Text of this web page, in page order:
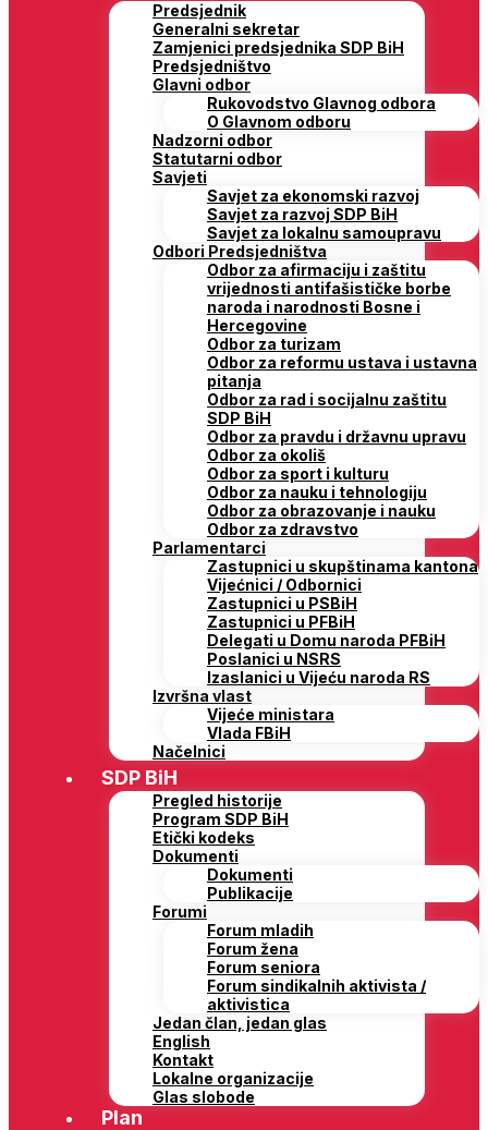
Predsjednik
Generalni sekretar
Zamjenici predsjednika SDP BiH
Predsjedništvo
Glavni odbor
Rukovodstvo Glavnog odbora
O Glavnom odboru
Nadzorni odbor
Statutarni odbor
Savjeti
Savjet za ekonomski razvoj
Savjet za razvoj SDP BiH
Savjet za lokalnu samoupravu
Odbori Predsjedništva
Odbor za afirmaciju i zaštitu
vrijednosti antifašističke borbe
naroda i narodnosti Bosne i
Hercegovine
Odbor za turizam
Odbor za reformu ustava i ustavna
pitanja
Odbor za rad i socijalnu zaštitu
SDP BiH
Odbor za pravdu i državnu upravu
Odbor za okoliš
Odbor za sport i kulturu
Odbor za nauku i tehnologiju
Odbor za obrazovanje i nauku
Odbor za zdravstvo
Parlamentarci
Zastupnici u skupštinama kantona
Vijećnici / Odbornici
Zastupnici u PSBiH
Zastupnici u PFBiH
Delegati u Domu naroda PFBiH
Poslanici u NSRS
Izaslanici u Vijeću naroda RS
Izvršna vlast
Vijeće ministara
Vlada FBiH
Načelnici
SDP BiH
Pregled historije
Program SDP BiH
Etički kodeks
Dokumenti
Dokumenti
Publikacije
Forumi
Forum mladih
Forum žena
Forum seniora
Forum sindikalnih aktivista /
aktivistica
Jedan član, jedan glas
English
Kontakt
Lokalne organizacije
Glas slobode
Plan